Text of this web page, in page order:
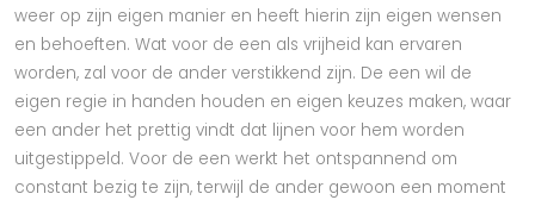
weer op zijn eigen manier en heeft hierin zijn eigen wensen
en behoeften. Wat voor de een als vrijheid kan ervaren
worden, zal voor de ander verstikkend zijn. De een wil de
eigen regie in handen houden en eigen keuzes maken, waar
een ander het prettig vindt dat lijnen voor hem worden
uitgestippeld. Voor de een werkt het ontspannend om
constant bezig te zijn, terwijl de ander gewoon een moment